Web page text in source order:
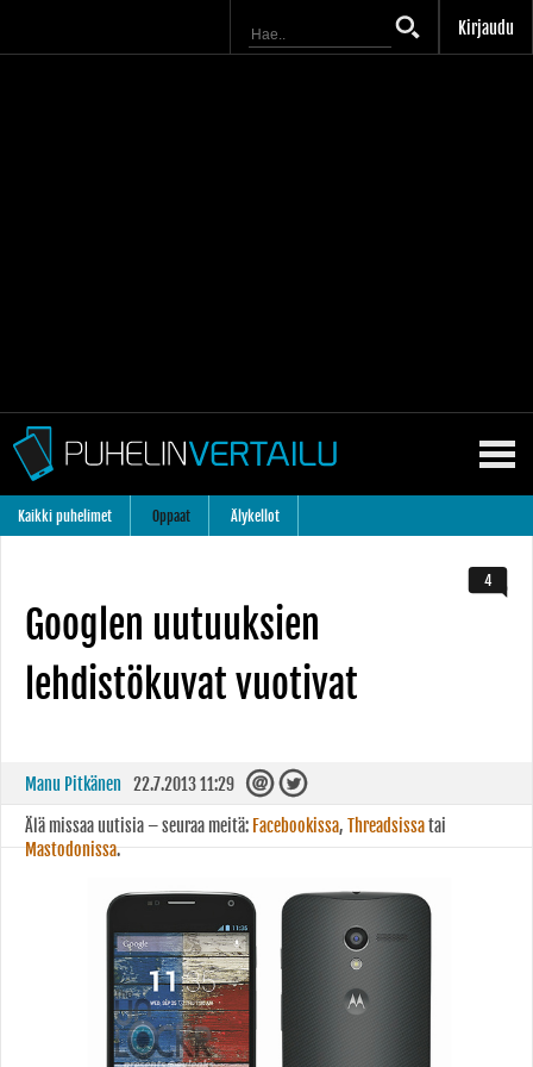
Kirjaudu
Kaikki puhelimet Oppaat Älykellot
Googlen uutuuksien
lehdistökuvat vuotivat
4
Manu Pitkänen 22.7.2013 11:29
Älä missaa uutisia – seuraa meitä: Facebookissa, Threadsissatai
Mastodonissa.